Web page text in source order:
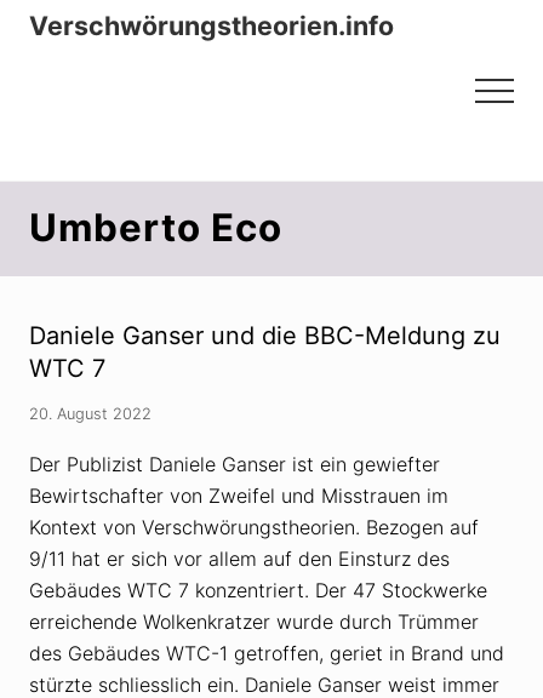
Menu
Zum
ZurVerschwörungstheorien.info
Menu
Umberto Eco
Daniele Ganser und die BBC-Meldung zu
WTC 7
20. August 2022
Der Publizist Daniele Ganser ist ein gewiefter
Bewirtschafter von Zweifel und Misstrauen im
Kontext von Verschwörungstheorien. Bezogen auf
9/11 hat er sich vor allem auf den Einsturz des
Gebäudes WTC 7 konzentriert. Der 47 Stockwerke
erreichende Wolkenkratzer wurde durch Trümmer
des Gebäudes WTC-1 getroffen, geriet in Brand und
stürzte schliesslich ein. Daniele Ganser weist immer